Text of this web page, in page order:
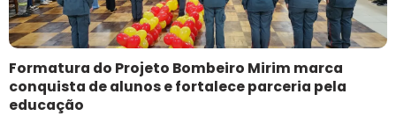
Formatura do Projeto Bombeiro Mirim marca
conquista de alunos e fortalece parceria pela
educação